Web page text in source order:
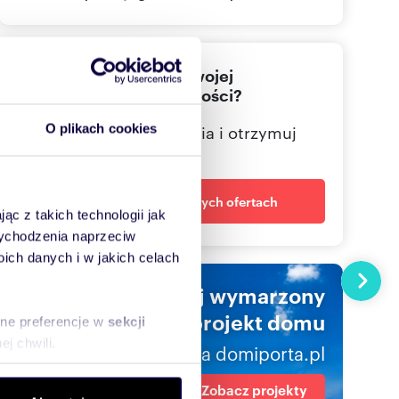
O plikach cookies
z takich technologii jak
naprzeciw
danych i w jakich celach
preferencje w sekcji
chwili.
572378 Pokaż telefon
Nie znalazłeś jeszcze swojej
wymarzonej nieruchomości?
Określ swoje oczekiwania i otrzymuj
Powiadom o nowych ofertach
Znajdź swój wymarzony
projekt domu
na domiporta.pl
Zobacz projekty